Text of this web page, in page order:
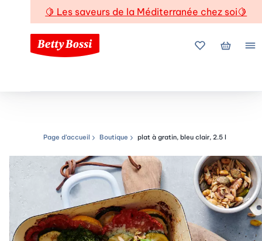
🍋 Les saveurs de la Méditerranée chez soi🍋
Mes favoris
Mon
Chemin de navigation
Page d’accueil Boutique plat à gratin, bleu clair, 2.5 l